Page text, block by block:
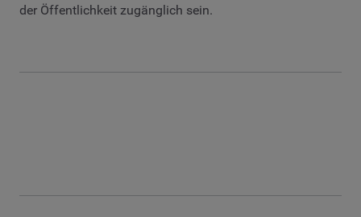
der Öffentlichkeit zugänglich sein.